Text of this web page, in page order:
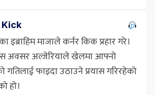
Kick
इब्राहिम माजाले कर्नर किक प्रहार गरे।
अवसर अल्जेरियाले खेलमा आफ्नो
फाइदा उठाउने प्रयास गरिरहेको
हो।